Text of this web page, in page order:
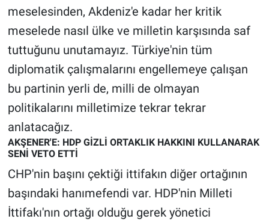
meselesinden, Akdeniz'e kadar her kritik
meselede nasıl ülke ve milletin karşısında saf
tuttuğunu unutamayız. Türkiye'nin tüm
diplomatik çalışmalarını engellemeye çalışan
bu partinin yerli de, milli de olmayan
politikalarını milletimize tekrar tekrar
anlatacağız.
AKŞENER'E: HDP GİZLİ ORTAKLIK HAKKINI KULLANARAK
SENİ VETO ETTİ
CHP'nin başını çektiği ittifakın diğer ortağının
başındaki hanımefendi var. HDP'nin Milleti
İttifakı'nın ortağı olduğu gerek yönetici